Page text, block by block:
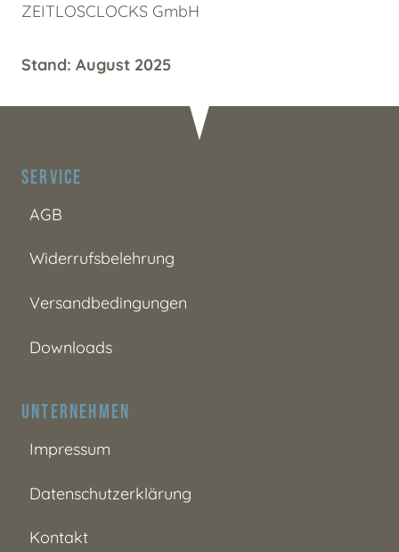
ZEITLOSCLOCKS GmbH
Stand: August 2025
Service
AGB
Widerrufsbelehrung
Versandbedingungen
Downloads
Unternehmen
Impressum
Datenschutzerklärung
Kontakt